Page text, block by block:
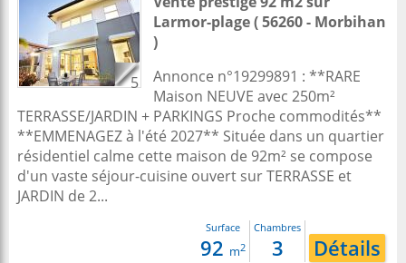
5
Larmor-plage( 56260 - Morbihan
)
Annonce n°19299891 : **RARE
Maison NEUVE avec 250m²
TERRASSE/JARDIN + PARKINGS Proche commodités**
**EMMENAGEZ à l'été 2027** Située dans un quartier
résidentiel calme cette maison de 92m² se compose
d'un vaste séjour-cuisine ouvert sur TERRASSE et
JARDIN de 2...
Surface
92 m2
Chambres
3 Détails